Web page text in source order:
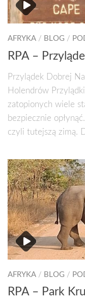
AFRYKA / BLOG /
RPA –
Przylądek Dobrej
Holendrów
zatopionych wiele
bezpiecznie
czyli tutejszą zimą.
AFRYKA / BLOG /
RPA – Park